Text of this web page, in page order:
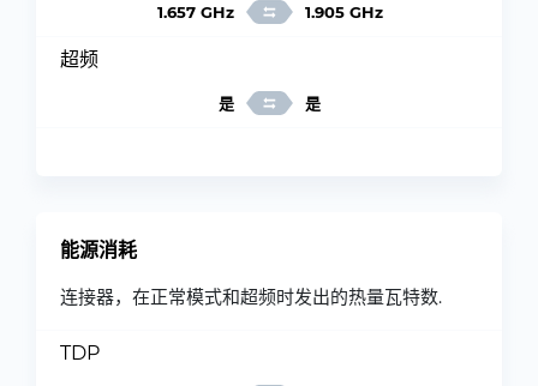
1.657 GHz 1.905 GHz
超频
是 是
能源消耗
连接器，在正常模式和超频时发出的热量瓦特数.
TDP